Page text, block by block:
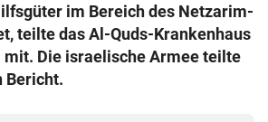
im Bereich des Netzarim-
teilte das Al-Quds-Krankenhaus
mit. Die israelische Armee teilte
Bericht.